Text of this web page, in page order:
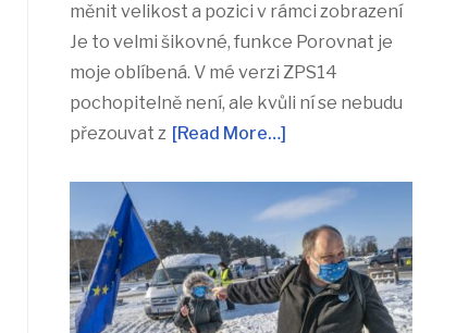
měnit velikost a pozici v rámci zobrazení
Je to velmi šikovné, funkce Porovnat je
moje oblíbená. V mé verzi ZPS14
pochopitelně není, ale kvůli ní se nebudu
přezouvat z [Read More…]